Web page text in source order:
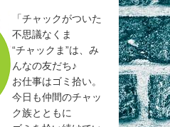
「チャックがついた
不思議なくま
“チャックま”は、み
んなの友だち♪
お仕事はゴミ拾い。
今日も仲間のチャッ
ク族とともに